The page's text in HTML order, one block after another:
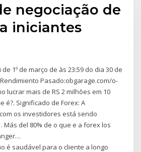
negociação de
iniciantes
1º de março de às 23:59 do dia 30 de
Rendimiento Pasado:obgarage.com/o-
lucrar mais de RS 2 milhões em 10
é?. Significado de Forex: A
os investidores está sendo
Más del 80% de o que e a forex los
é saudável para o cliente a longo